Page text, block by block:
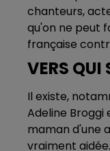
chanteurs,
qu'on ne peut
française
VERS QUI
Il existe,
Adeline Broggi
maman d'une
vraiment